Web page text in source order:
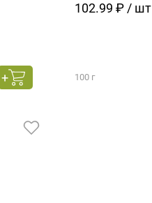
102.99 ₽ / шт
100 г